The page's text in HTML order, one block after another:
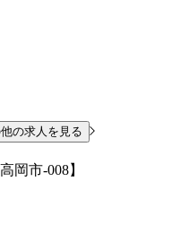
の求人を見る
岡市-008】